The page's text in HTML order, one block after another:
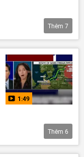
Thêm 7
1:49
Thêm 6